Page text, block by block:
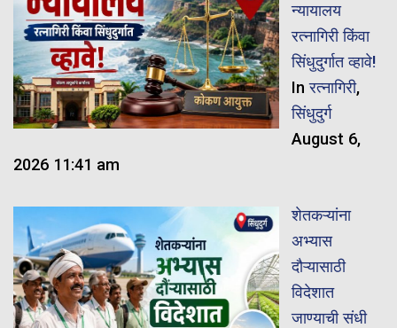
न्यायालय
रत्नागिरी किंवा
सिंधुदुर्गात व्हावे!
Inरत्नागिरी,
सिंधुदुर्ग
August 6,
2026 11:41 am
शेतकऱ्यांना
अभ्यास
दौऱ्यासाठी
विदेशात
जाण्याची संधी